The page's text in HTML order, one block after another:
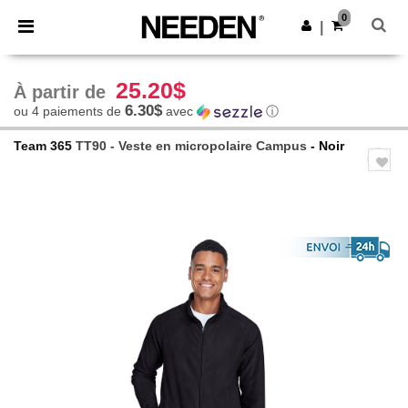
× Appli Needen
Meilleurs prix sur l’app !
Obtenir l'appli
0
À partir de 25.20$
ou 4 paiements de 6.30$avec ⓘ
Team 365 TT90 - Veste en micropolaire Campus - Noir